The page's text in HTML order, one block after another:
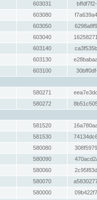
603031
603080
603050
603040
603140
603130
603100
580271
580272
581520
581530
580080
580090
580060
580070
580000